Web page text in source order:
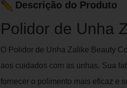
Descrição do Produto
Polidor de Unha
O Polidor de Unha Zalike Beauty
aos cuidados com as unhas. Sua
fornecer o polimento mais eficaz e